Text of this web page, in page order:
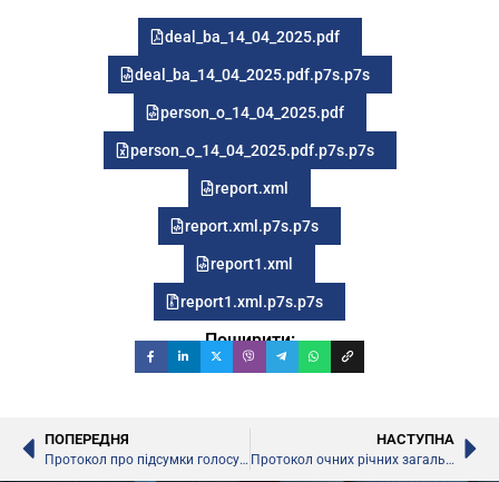
deal_ba_14_04_2025.pdf
deal_ba_14_04_2025.pdf.p7s.p7s
person_o_14_04_2025.pdf
person_o_14_04_2025.pdf.p7s.p7s
report.xml
report.xml.p7s.p7s
report1.xml
report1.xml.p7s.p7s
Поширити:
ПОПЕРЕДНЯ
Протокол про підсумки голосувань річних загальних зборів акціонерів ПрАТ “НДІ «ПІТ» від 14.04.2025р. (дата складання 14.04.2025р.)
НАСТУПНА
Протокол очних річних загальних зборів акціонерів ПрАТ “НДІ «ПІТ» від 14.04.2025р. (дата складання 15.04.2025р.)